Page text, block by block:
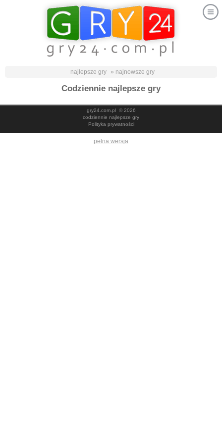
najlepsze gry » najnowsze gry
Codziennie najlepsze gry
gry24.com.pl© 2026
codziennie najlepsze gry
Polityka prywatności
pełna wersja